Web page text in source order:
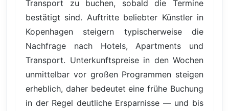
Transport zu buchen, sobald die Termine
bestätigt sind. Auftritte beliebter Künstler in
Kopenhagen steigern typischerweise die
Nachfrage nach Hotels, Apartments und
Transport. Unterkunftspreise in den Wochen
unmittelbar vor großen Programmen steigen
erheblich, daher bedeutet eine frühe Buchung
in der Regel deutliche Ersparnisse — und bis